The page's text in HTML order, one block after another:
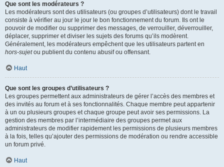
Que sont les modérateurs ?
Les modérateurs sont des utilisateurs (ou groupes d’utilisateurs) dont le travail
consiste à vérifier au jour le jour le bon fonctionnement du forum. Ils ont le
pouvoir de modifier ou supprimer des messages, de verrouiller, déverrouiller,
déplacer, supprimer et diviser les sujets des forums qu’ils modèrent.
Généralement, les modérateurs empêchent que les utilisateurs partent en
hors-sujetou publient du contenu abusif ou offensant.
Haut
Que sont les groupes d’utilisateurs ?
Les groupes permettent aux administrateurs de gérer l’accès des membres et
des invités au forum et à ses fonctionnalités. Chaque membre peut appartenir
à un ou plusieurs groupes et chaque groupe peut avoir ses permissions. La
gestion des membres par l’intermédiaire des groupes permet aux
administrateurs de modifier rapidement les permissions de plusieurs membres
à la fois, telles qu’ajouter des permissions de modération ou rendre accessible
un forum privé.
Haut